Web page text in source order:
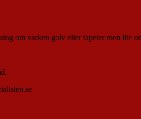
om varken golv eller tapeter men lite